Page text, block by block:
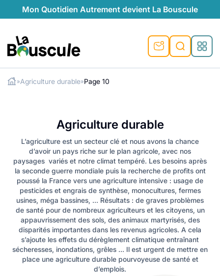
Mon Quotidien Autrement devient La Bouscule
La Bouscule
naturel
de recyclage
naturelle
recyclage
douce
»Agriculture durable»Page 10
Agriculture durable
L’agriculture est un secteur clé et nous avons la chance
d’avoir un pays riche sur le plan agricole, avec nos
paysages variés et notre climat tempéré. Les besoins après
la seconde guerre mondiale puis la recherche de profits ont
poussé la France vers une agriculture intensive : usage de
pesticides et engrais de synthèse, monocultures, fermes
usines, méga bassines, … Résultats : de graves problèmes
de santé pour de nombreux agriculteurs et les citoyens, un
appauvrissement des sols, des animaux martyrisés, des
disparités importantes dans les revenus agricoles. A cela
s’ajoute les effets du dérèglement climatique entraînant
sécheresses, inondations, grêles … Il est urgent de mettre en
place une agriculture durable pourvoyeuse de santé et
d’emplois.